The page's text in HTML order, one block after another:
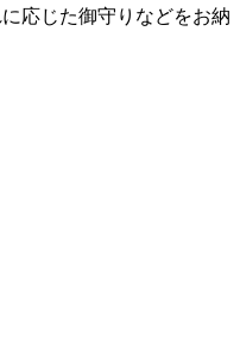
応じた御守りなどをお納